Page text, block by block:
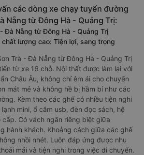
các dòng xe chạy tuyến đường
Nẵng từ Đông Hà - Quảng Trị:
Đà Nẵng từ Đông Hà - Quảng Trị
lượng cao: Tiện lợi, sang trọng
Trà - Đà Nẵng từ Đông Hà - Quảng Trị
từ xe 16 chỗ. Nội thất được làm lại với
Châu Âu, không chỉ êm ái cho chuyến
mát mẻ và không hề bị hầm bí như các
Kèm theo các ghế có nhiều tiện nghi
mini, ổ cắm usb, đèn đọc sách, hệ
Có vách ngăn riêng biệt giữa
hành khách. Khoảng cách giữa các ghế
nhồi nhét. Luôn đáp ứng được nhu
mái và tiện nghi trong việc di chuyển.